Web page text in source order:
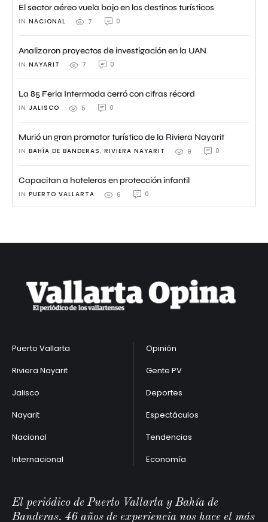
El sector aéreo vuela bajo en los destinos turísticos
IN NACIONAL 7 0
Analizaron proyectos de investigación en la UAN
IN NAYARIT 7 0
La 85 Feria Intermoda cerró con cifras récord
IN JALISCO 5 0
Murió un gran promotor turístico de la Riviera Nayarit
IN BAHÍA DE BANDERAS, RIVIERA NAYARIT 9 0
Capacitan a hoteleros en protección infantil
IN PUERTO VALLARTA 6 0
Puerto Vallarta
Riviera Nayarit
Jalisco
Nayarit
Nacional
Internacional
Opinión
Gente PV
Deportes
Espectáculos
Tendencias
Economía
El periódico de Puerto Vallarta y Bahía de
Banderas. 46 años de experiencia nos hace el más